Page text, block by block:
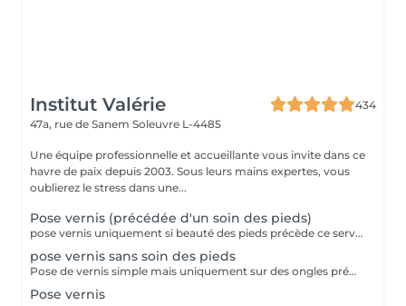
Institut Valérie
434
47a, rue de Sanem Soleuvre L-4485
Une équipe professionnelle et accueillante vous invite dans ce
havre de paix depuis 2003. Sous leurs mains expertes, vous
oublierez le stress dans une...
Pose vernis (précédée d'un soin des pieds)
pose vernis uniquement si beauté des pieds précède ce service!!
pose vernis sans soin des pieds
Pose de vernis simple mais uniquement sur des ongles préparés par vos soins
Pose vernis